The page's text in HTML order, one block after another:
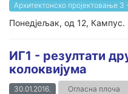
Архитектонско пројектовање 3
Понедјељак, од 12, Кампус.
ИГ1 - резултати
колоквијума
30.01.2016. Огласна плоча